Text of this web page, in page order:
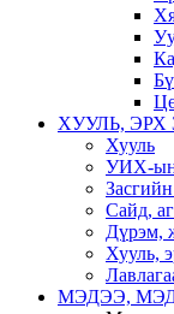
ХУУЛЬ, ЭРХ
Хууль
УИХ-ын
Сайд,
Дүрэм,
Хууль,
МЭДЭЭ,